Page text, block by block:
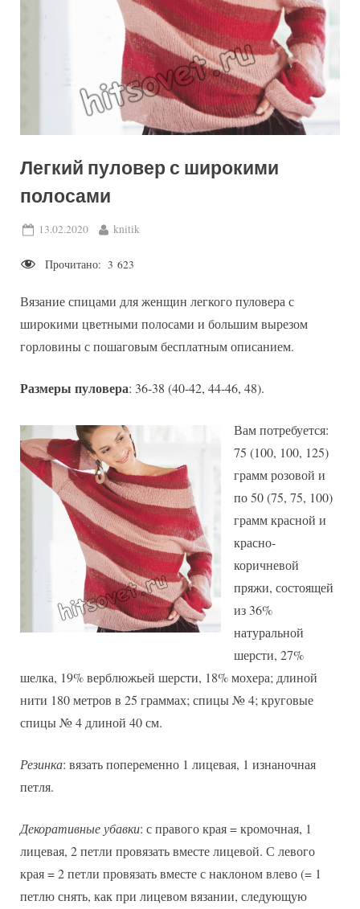
Легкий пуловер с широкими
полосами
Posted
13.02.2020 By
knitik
Прочитано: 3 623
Вязание спицами для женщин легкого пуловера с
широкими цветными полосами и большим вырезом
горловины с пошаговым бесплатным описанием.
Размеры пуловера: 36-38 (40-42, 44-46, 48).
Вам потребуется:
75 (100, 100, 125)
грамм розовой и
по 50 (75, 75, 100)
грамм красной и
красно-
коричневой
пряжи, состоящей
из 36%
натуральной
шерсти, 27%
шелка, 19% верблюжьей шерсти, 18% мохера; длиной
нити 180 метров в 25 граммах; спицы № 4; круговые
спицы № 4 длиной 40 см.
Резинка: вязать попеременно 1 лицевая, 1 изнаночная
петля.
Декоративные убавки: с правого края = кромочная, 1
лицевая, 2 петли провязать вместе лицевой. С левого
края = 2 петли провязать вместе с наклоном влево (= 1
петлю снять, как при лицевом вязании, следующую